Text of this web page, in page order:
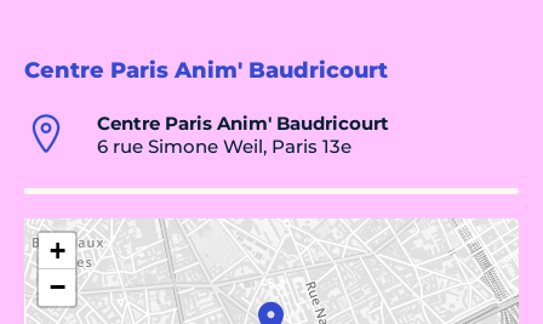
Centre Paris Anim' Baudricourt
Centre Paris Anim' Baudricourt
6 rue Simone Weil, Paris 13e
+
−